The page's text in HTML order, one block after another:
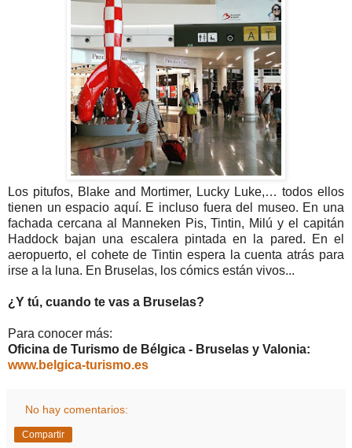
Los pitufos, Blake and Mortimer, Lucky Luke,… todos ellos
tienen un espacio aquí. E incluso fuera del museo. En una
fachada cercana al Manneken Pis, Tintin, Milú y el capitán
Haddock bajan una escalera pintada en la pared. En el
aeropuerto, el cohete de Tintin espera la cuenta atrás para
irse a la luna. En Bruselas, los cómics están vivos...
¿Y tú, cuando te vas a Bruselas?
Para conocer más:
Oficina de Turismo de Bélgica - Bruselas y Valonia:
www.belgica-turismo.es
No hay comentarios:
Compartir